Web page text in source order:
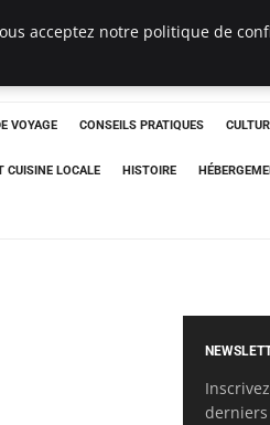
VOYAGE CONSEILS PRATIQUES
CUISINE LOCALE HISTOIRE
acceptez notre politique de